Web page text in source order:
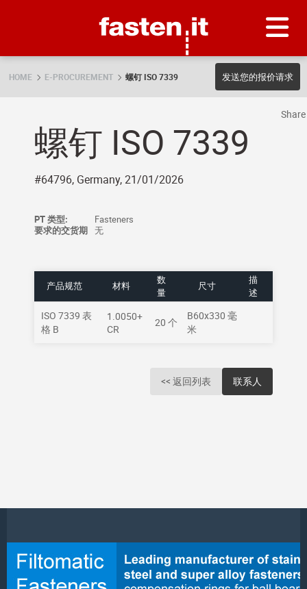
HOME E-PROCUREMENT 螺钉 ISO 7339 发送您的报价请求
螺钉 ISO 7339
#64796, Germany, 21/01/2026
PT 类型:
Fasteners
要求的交货期 无
产品规范 材料
数
量
尺寸
描
述
ISO 7339 表
格 B
1.0050+
CR
20 个
B60x330 毫
米
<< 返回列表 联系人
Share